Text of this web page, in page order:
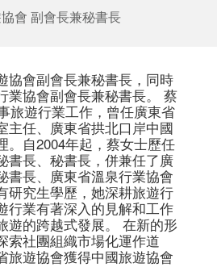
會 副會長兼秘書長
協會副會長兼秘書長，同時
業協會副會長兼秘書長。 蔡
旅遊行業工作，曾任廣東省
主任、廣東省拱北口岸中國
。自2004年起，蔡女士歷任
書長、秘書長，併兼任了廣
書長、廣東省溫泉行業協會
研究生學歷，她深耕旅遊行
行業有著深入的見解和工作
遊的跨越式發展。 在新的形
索社團組織市場化運作道
旅遊協會獲得中國旅遊協會